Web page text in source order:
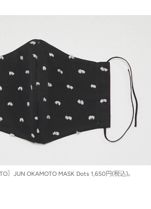
］JUN OKAMOTO MASK Dots 1,650円(税込)。